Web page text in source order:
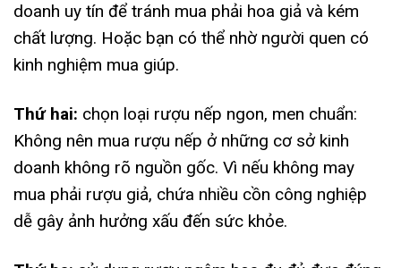
doanh uy tín để tránh mua phải hoa giả và kém
chất lượng. Hoặc bạn có thể nhờ người quen có
kinh nghiệm mua giúp.
Thứ hai: chọn loại rượu nếp ngon, men chuẩn:
Không nên mua rượu nếp ở những cơ sở kinh
doanh không rõ nguồn gốc. Vì nếu không may
mua phải rượu giả, chứa nhiều cồn công nghiệp
dễ gây ảnh hưởng xấu đến sức khỏe.